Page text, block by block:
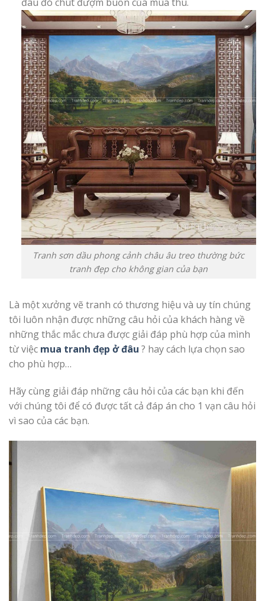
Tranh sơn dầu phong cảnh châu âu treo thường bức
tranh đẹp cho không gian của bạn
Là một xưởng vẽ tranh có thương hiệu và uy tín chúng
tôi luôn nhận được những câu hỏi của khách hàng về
những thắc mắc chưa được giải đáp phù hợp của mình
từ việc mua tranh đẹp ở đâu ? hay cách lựa chọn sao
cho phù hợp…
Hãy cùng giải đáp những câu hỏi của các bạn khi đến
với chúng tôi để có được tất cả đáp án cho 1 vạn câu hỏi
vì sao của các bạn.